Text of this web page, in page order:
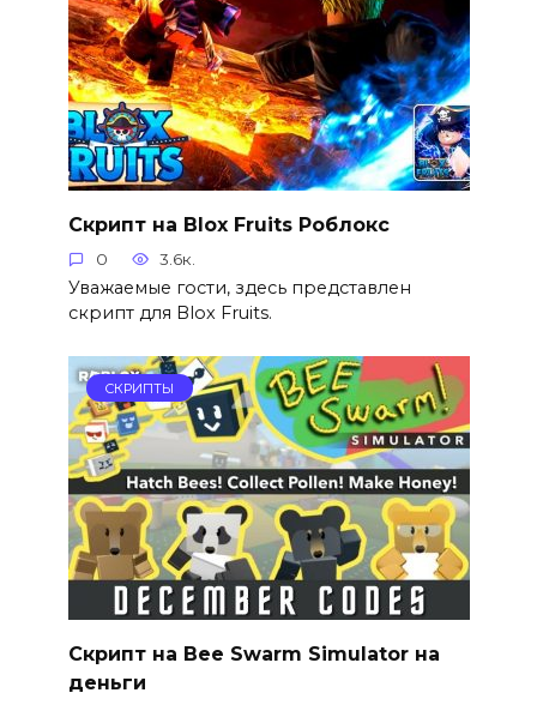
Скрипт на Blox Fruits Роблокс
0 3.6к.
Уважаемые гости, здесь представлен
скрипт для Blox Fruits.
СКРИПТЫ
Скрипт на Bee Swarm Simulator на
деньги